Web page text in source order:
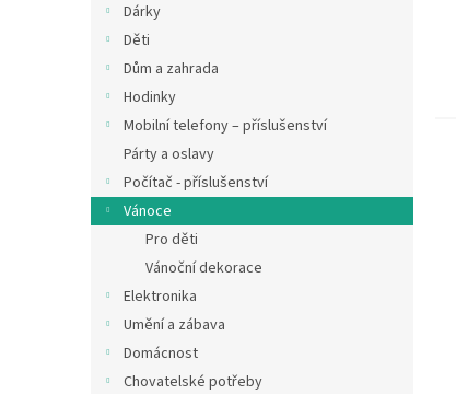
Dárky
Děti
Dům a zahrada
Hodinky
Mobilní telefony – příslušenství
Párty a oslavy
Počítač - příslušenství
Vánoce
Pro děti
Vánoční dekorace
Elektronika
Umění a zábava
Domácnost
Chovatelské potřeby